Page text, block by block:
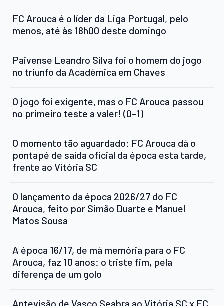
FC Arouca é o líder da Liga Portugal, pelo
menos, até às 18h00 deste domingo
Paivense Leandro Silva foi o homem do jogo
no triunfo da Académica em Chaves
O jogo foi exigente, mas o FC Arouca passou
no primeiro teste a valer! (0-1)
O momento tão aguardado: FC Arouca dá o
pontapé de saída oficial da época esta tarde,
frente ao Vitória SC
O lançamento da época 2026/27 do FC
Arouca, feito por Simão Duarte e Manuel
Matos Sousa
A época 16/17, de má memória para o FC
Arouca, faz 10 anos: o triste fim, pela
diferença de um golo
Antevisão de Vasco Seabra ao Vitória SC x FC